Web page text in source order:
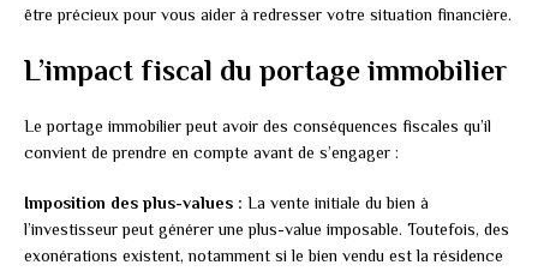
être précieux pour vous aider à redresser votre situation financière.
L’impact fiscal du portage immobilier
Le portage immobilier peut avoir des conséquences fiscales qu’il
convient de prendre en compte avant de s’engager :
Imposition des plus-values : La vente initiale du bien à
l’investisseur peut générer une plus-value imposable. Toutefois, des
exonérations existent, notamment si le bien vendu est la résidence